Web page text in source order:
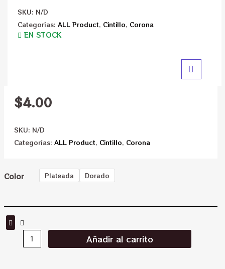
SKU: N/D
Categorías: ALL Product, Cintillo, Corona
EN STOCK
$4.00
SKU: N/D
Categorías: ALL Product, Cintillo, Corona
Color Plateada Dorado
Añadir al carrito